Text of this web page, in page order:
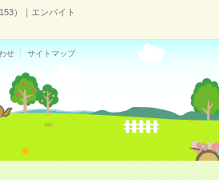
）｜エンバイト
せ サイトマップ